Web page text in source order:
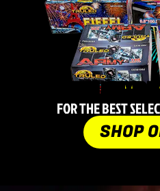
FOR THE BEST
SHOP